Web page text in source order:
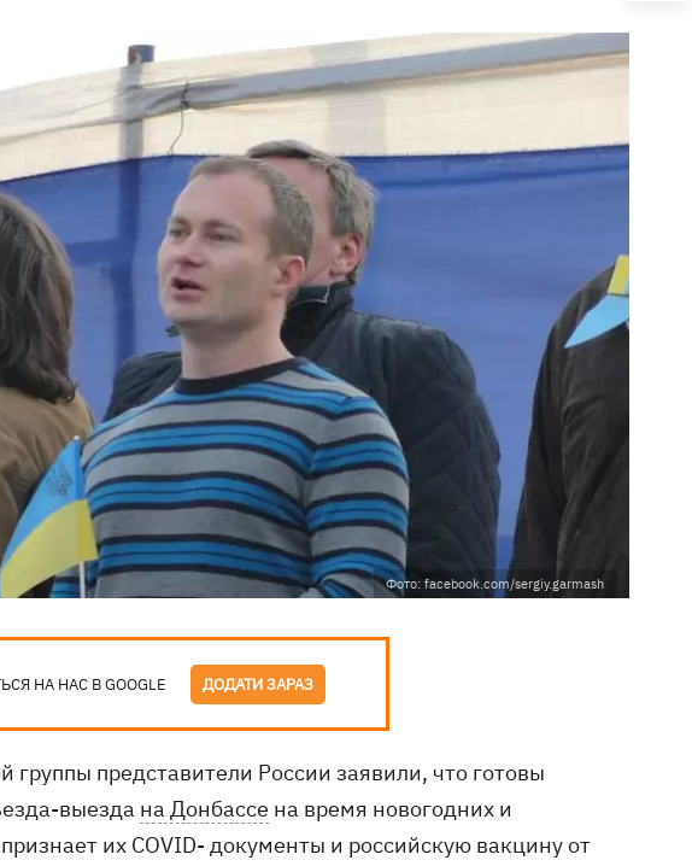
Фото: facebook.com/sergiy.garmash
НА НАС В GOOGLE ДОДАТИ ЗАРАЗ
группы представители России заявили, что готовы
выезда на Донбассе на время новогодних и
их COVID- документы и российскую вакцину от